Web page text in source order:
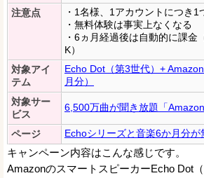
注意点
・1名様、1アカウントにつき1
・無料体験は事実上なくなる
・6ヵ月経過後は自動的に課金
K）
対象アイ
テム
Echo Dot（第3世代）+
月分）
対象サー
ビス
6,500万曲が聞き放題「
ページ Echoシリーズと音楽6か月分が
キャンペーン内容はこんな感じです。
AmazonのスマートスピーカーEcho Dot